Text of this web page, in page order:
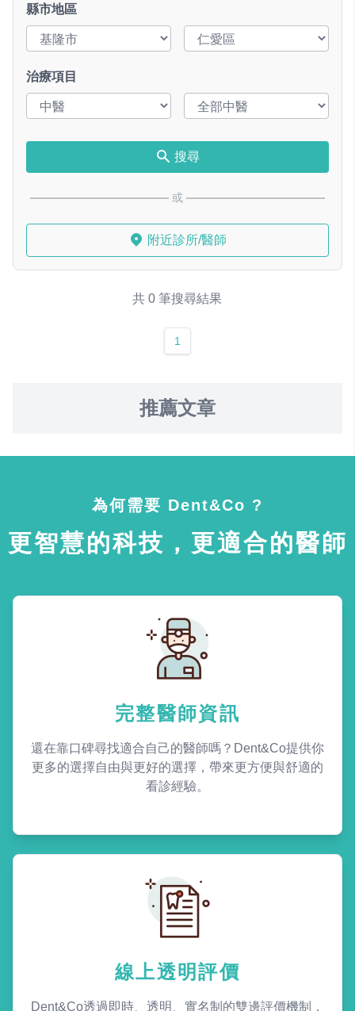
縣市地區
治療項目
搜尋
或
附近診所/醫師
共 0 筆搜尋結果
1
推薦文章
為何需要 Dent&Co ?
更智慧的科技，更適合的醫師
完整醫師資訊
還在靠口碑尋找適合自己的醫師嗎？Dent&Co提供你
更多的選擇自由與更好的選擇，帶來更方便與舒適的
看診經驗。
線上透明評價
Dent&Co透過即時、透明、實名制的雙邊評價機制，